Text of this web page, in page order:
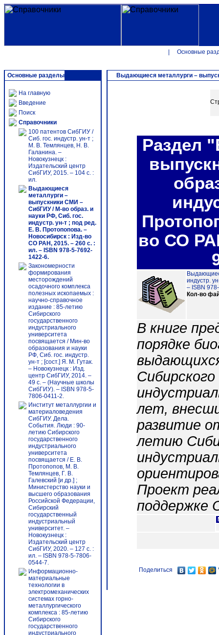
Основные
Основные разделы
На главную
Введение
Поиск
Справочники
100 патентов СибГИУ /
Сиб. гос. индустр. ун-т ;
М. В. Темлянцев, Н. В.
Галанина. –
Новокузнецк :
Издательский центр
СибГИУ, 2015. – 104 с. :
ил.
Выдающиеся
металлурги –
выпускники СМИ –
СибГИУ / М-во образ. и
науки РФ, Сиб. гос.
индустр. ун-т ; под ред.
Е. В. Протопопова. –
Новосибирск : Изд-во
СО РАН, 2015. – 260 с. :
ил. – ISBN 978-5-7692-
1422-6.
Закономерности
формирования
месторождений
осадочного комплекса
полезных ископаемых :
научно-справочное
издание : 85-летию
Сибирского
государственного
индустриального
университета
посвящается / Мин-во
образования и науки
РФ, Сиб. гос. индустр.
ун-т ; [сост.] Я. М. Гутак.
– Новокузнецк : Изд.
центр СибГИУ, 2014. –
49 с. – (Научные школы
СибГИУ). – ISBN 978-5-
7806-0411-2.
Институт металлургии и
материаловедения
СибГИУ. Дела.
События. Люди : 90-
летию Сибирского
государственного
индустриального
университета
посвящается / Е. В.
Протопопов, М. В.
Темлянцев, Г. В.
Галевский [и др.] ;
Министерство науки и
высшего образования
Российской Федерации,
Сибирский
государственный
индустриальный
университет. –
Новокузнецк :
Издательский центр
СибГИУ, 2020. – 127 с. :
ил. – ISBN 978-5-7806-
0544-7.
Информационно-
материальные
технологии в
электромеханических
системах горно-
металлургического
комплекса : 85-летию
Сибирского
государственного
индустриального
Выдающиеся металлурги –
Раздел
во СО
индустр.
– ISBN
Кол-во
В книге
порядке
лет,
развитие
летию
Проект
Поделиться